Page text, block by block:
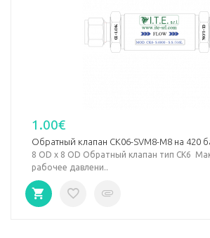
1.00€
Обратный клапан CK06-SVM8-M8 на 420
8 OD х 8 OD Обратный клапан тип СК6
рабочее давлени..